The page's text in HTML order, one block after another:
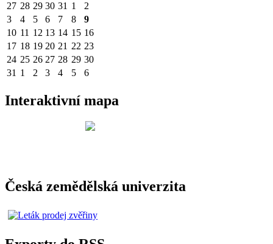
27 28 29 30 31 1
2
3
4 5 6 7 8
9
10 11 12 13 14 15 16
17 18 19 20 21 22 23
24 25 26 27 28 29 30
31 1 2 3 4 5 6
Interaktivní mapa
Česká zemědělská univerzita